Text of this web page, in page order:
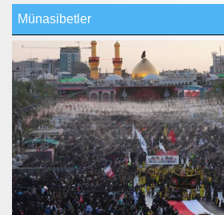
Münasibetler